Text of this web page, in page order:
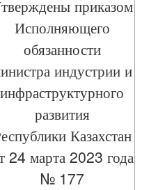
приказом
Исполняющего
обязанности
индустрии и
инфраструктурного
развития
Казахстан
24 марта 2023 года
№ 177